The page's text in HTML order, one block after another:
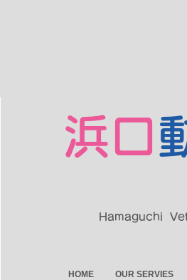
浜口
Hamaguchi
HOME OUR SERVIES